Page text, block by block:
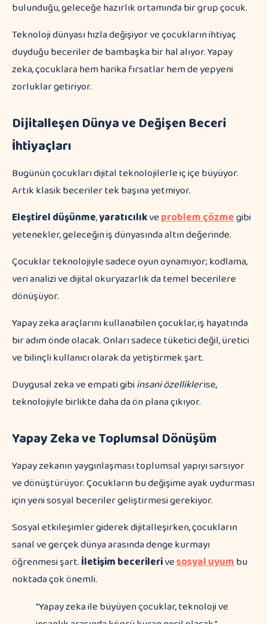
Teknoloji dünyası hızla değişiyor ve çocukların ihtiyaç
duyduğu beceriler de bambaşka bir hal alıyor. Yapay
zeka, çocuklara hem harika fırsatlar hem de yepyeni
zorluklar getiriyor.
Dijitalleşen Dünya ve Değişen Beceri
İhtiyaçları
Bugünün çocukları dijital teknolojilerle iç içe büyüyor.
Artık klasik beceriler tek başına yetmiyor.
Eleştirel düşünme,yaratıcılıkveproblem çözmegibi
yetenekler, geleceğin iş dünyasında altın değerinde.
Çocuklar teknolojiyle sadece oyun oynamıyor; kodlama,
veri analizi ve dijital okuryazarlık da temel becerilere
dönüşüyor.
Yapay zeka araçlarını kullanabilen çocuklar, iş hayatında
bir adım önde olacak. Onları sadece tüketici değil, üretici
ve bilinçli kullanıcı olarak da yetiştirmek şart.
Duygusal zeka ve empati gibiinsani özelliklerise,
teknolojiyle birlikte daha da ön plana çıkıyor.
Yapay Zeka ve Toplumsal Dönüşüm
Yapay zekanın yaygınlaşması toplumsal yapıyı sarsıyor
ve dönüştürüyor. Çocukların bu değişime ayak uydurması
için yeni sosyal beceriler geliştirmesi gerekiyor.
Sosyal etkileşimler giderek dijitalleşirken, çocukların
sanal ve gerçek dünya arasında denge kurmayı
öğrenmesi şart.İletişim becerilerivesosyal uyumbu
noktada çok önemli.
"Yapay zeka ile büyüyen çocuklar, teknoloji ve